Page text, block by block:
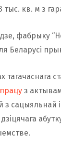
тыс. кв. м з
фабрыку
Беларусі
тагачаснага
з
з сацыяльнай